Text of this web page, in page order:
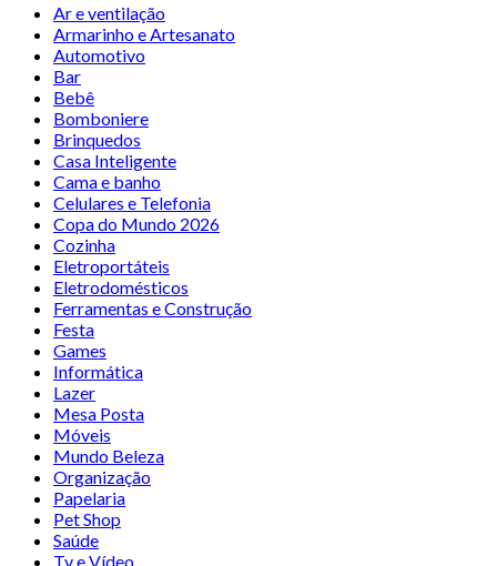
Ar e ventilação
Armarinho e Artesanato
Automotivo
Bar
Bebê
Bomboniere
Brinquedos
Casa Inteligente
Cama e banho
Celulares e Telefonia
Copa do Mundo 2026
Cozinha
Eletroportáteis
Eletrodomésticos
Ferramentas e Construção
Festa
Games
Informática
Lazer
Mesa Posta
Móveis
Mundo Beleza
Organização
Papelaria
Pet Shop
Saúde
Tv e Vídeo